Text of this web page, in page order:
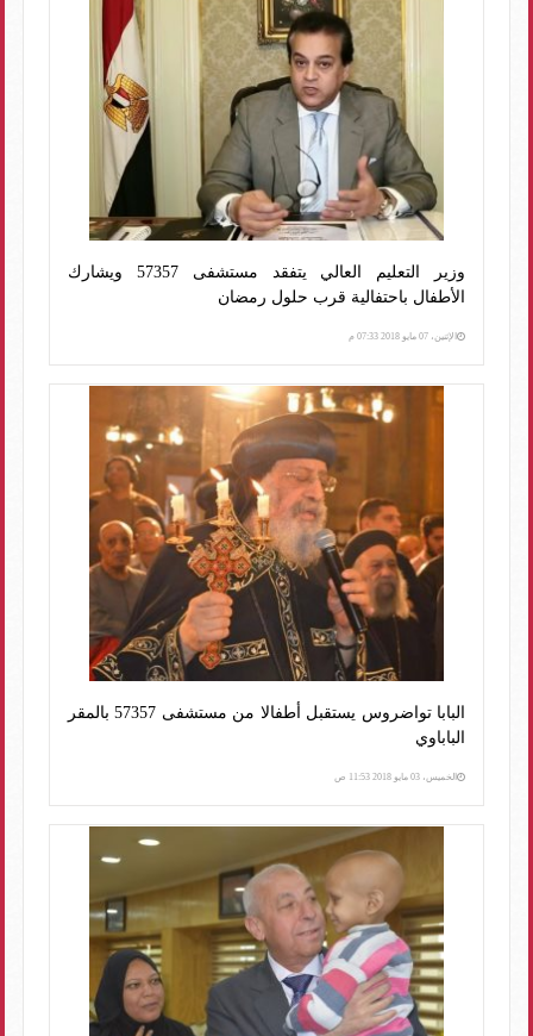
وزير التعليم العالي يتفقد مستشفى 57357 ويشارك
الأطفال باحتفالية قرب حلول رمضان
الإثنين، 07 مايو 2018 07:33 م
البابا تواضروس يستقبل أطفالا من مستشفى 57357 بالمقر
الباباوي
الخميس، 03 مايو 2018 11:53 ص